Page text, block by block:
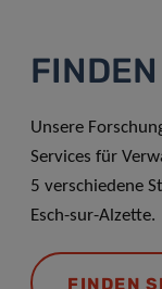
Unsere
Services für
5 verschiedene
Esch-sur-Alzette.
FINDEN